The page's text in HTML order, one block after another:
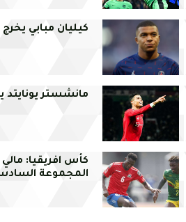
كيليان مبابي
مانشستر يونايتد
كأس افريقيا:
المجموعة